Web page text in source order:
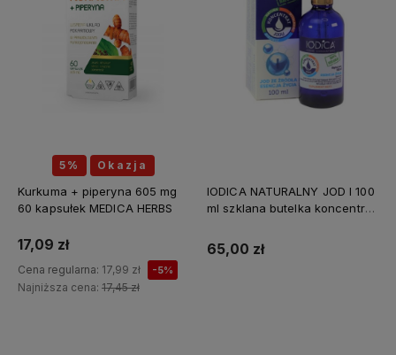
5% Okazja
Kurkuma + piperyna 605 mg
60 kapsułek MEDICA HERBS
17,09 zł
Cena regularna: 17,99 zł -5%
Najniższa cena: 17,45 zł
IODICA NATURALNY JOD I 100
ml szklana butelka koncentrat
65,00 zł